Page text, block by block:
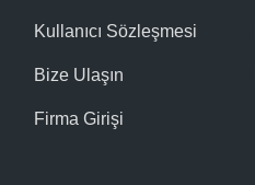
Kullanıcı Sözleşmesi
Bize Ulaşın
Firma Girişi